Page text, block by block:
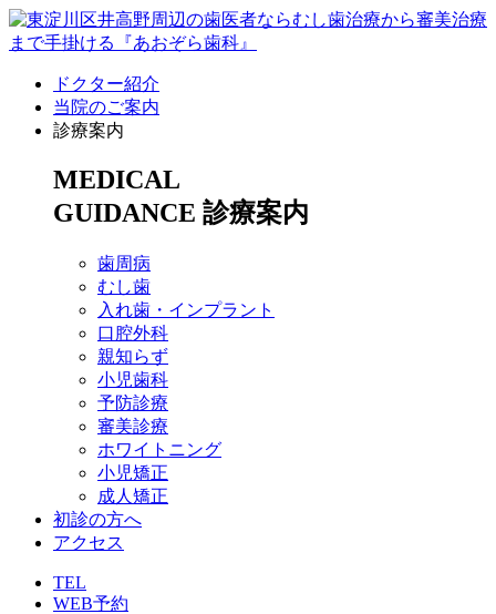
ドクター紹介
当院のご案内
診療案内
MEDICAL
GUIDANCE 診療案内
歯周病
むし歯
入れ歯・インプラント
口腔外科
親知らず
小児歯科
予防診療
審美診療
ホワイトニング
小児矯正
成人矯正
初診の方へ
アクセス
TEL
WEB予約